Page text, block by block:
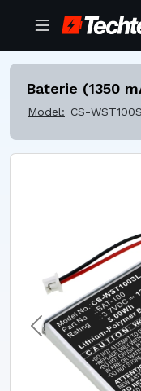
Baterie (1350
Model: CS-